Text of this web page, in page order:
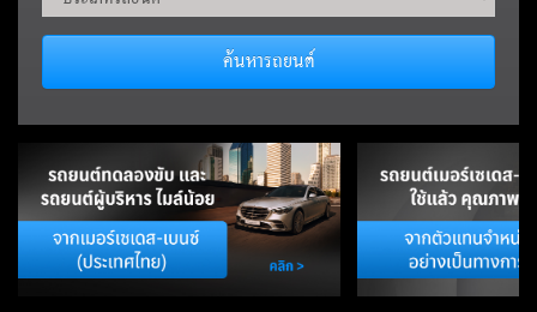
ค้นหารถยนต์